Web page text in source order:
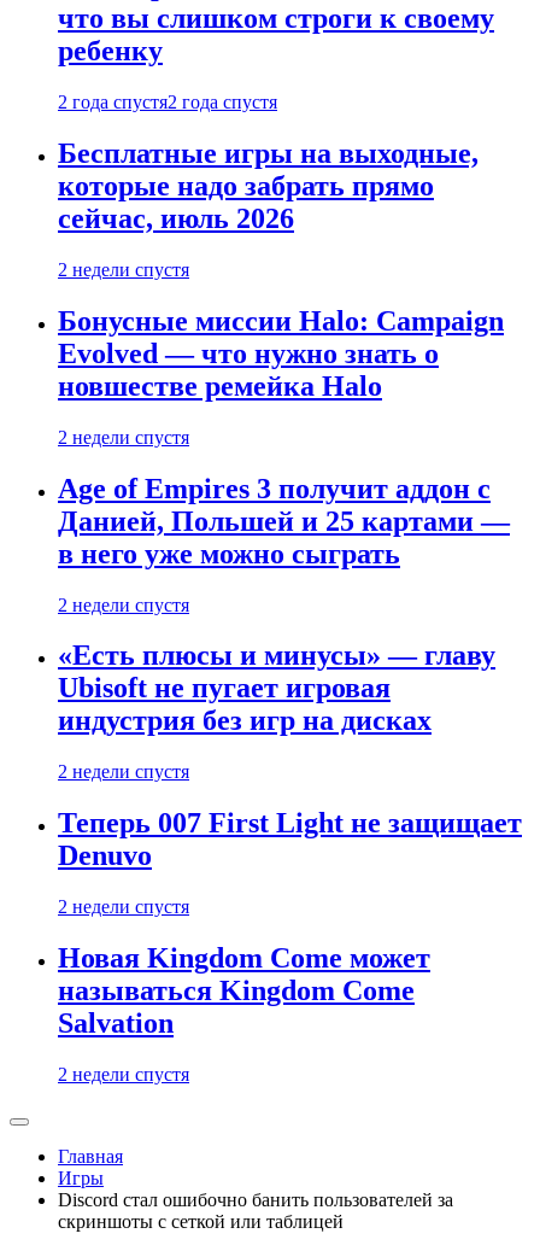
что вы слишком строги к своему
ребенку
2 года спустя2 года спустя
Бесплатные игры на выходные,
которые надо забрать прямо
сейчас, июль 2026
2 недели спустя
Бонусные миссии Halo: Campaign
Evolved — что нужно знать о
новшестве ремейка Halo
2 недели спустя
Age of Empires 3 получит аддон с
Данией, Польшей и 25 картами —
в него уже можно сыграть
2 недели спустя
«Есть плюсы и минусы» — главу
Ubisoft не пугает игровая
индустрия без игр на дисках
2 недели спустя
Теперь 007 First Light не защищает
Denuvo
2 недели спустя
Новая Kingdom Come может
называться Kingdom Come
Salvation
2 недели спустя
Главная
Игры
Discord стал ошибочно банить пользователей за
скриншоты с сеткой или таблицей